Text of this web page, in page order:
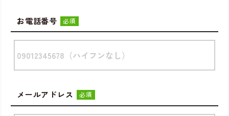
お電話番号 必須
メールアドレス 必須